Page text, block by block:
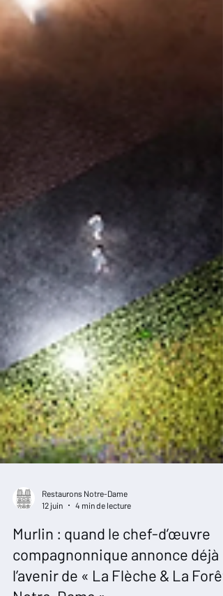
Restaurons Notre-Dame
12 juin
4 min de lecture
Murlin : quand le chef-d’œuvre